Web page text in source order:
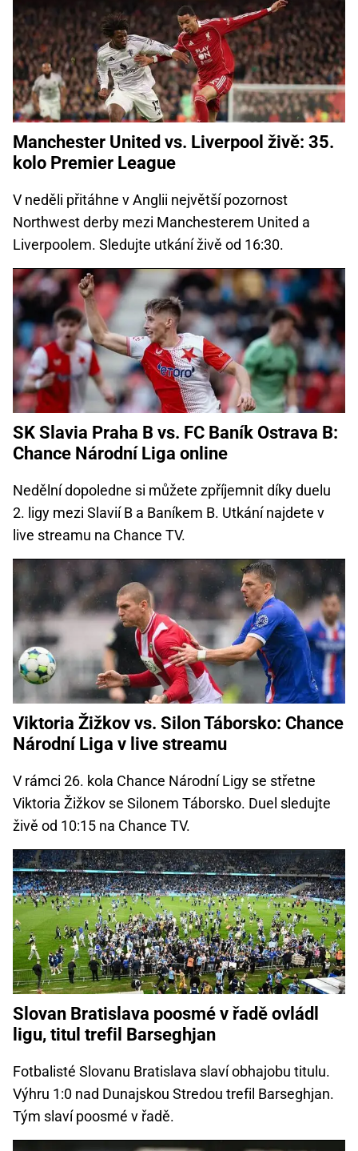
Manchester United vs. Liverpool živě: 35.
kolo Premier League
V neděli přitáhne v Anglii největší pozornost
Northwest derby mezi Manchesterem United a
Liverpoolem. Sledujte utkání živě od 16:30.
SK Slavia Praha B vs. FC Baník Ostrava B:
Chance Národní Liga online
Nedělní dopoledne si můžete zpříjemnit díky duelu
2. ligy mezi Slavií B a Baníkem B. Utkání najdete v
live streamu na Chance TV.
Viktoria Žižkov vs. Silon Táborsko: Chance
Národní Liga v live streamu
V rámci 26. kola Chance Národní Ligy se střetne
Viktoria Žižkov se Silonem Táborsko. Duel sledujte
živě od 10:15 na Chance TV.
Slovan Bratislava poosmé v řadě ovládl
ligu, titul trefil Barseghjan
Fotbalisté Slovanu Bratislava slaví obhajobu titulu.
Výhru 1:0 nad Dunajskou Stredou trefil Barseghjan.
Tým slaví poosmé v řadě.